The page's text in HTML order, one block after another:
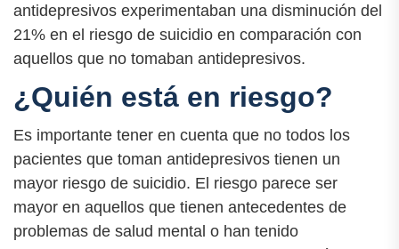
antidepresivos experimentaban una disminución del
21% en el riesgo de suicidio en comparación con
aquellos que no tomaban antidepresivos.
¿Quién está en riesgo?
Es importante tener en cuenta que no todos los
pacientes que toman antidepresivos tienen un
mayor riesgo de suicidio. El riesgo parece ser
mayor en aquellos que tienen antecedentes de
problemas de salud mental o han tenido